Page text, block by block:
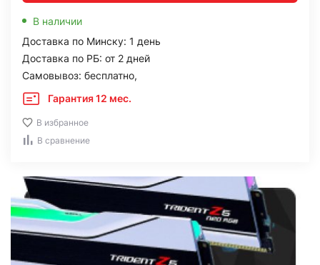
В наличии
Доставка по Минску: 1 день
Доставка по РБ: от 2 дней
Самовывоз: бесплатно,
Гарантия 12 мес.
В избранное
В сравнение